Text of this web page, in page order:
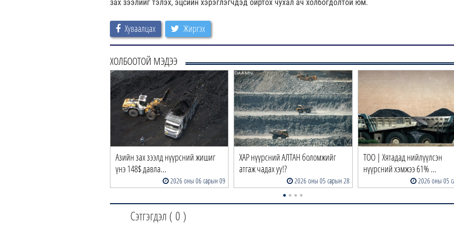
зах зээлийг тэлэх, эцсийн хэрэглэгчдэд ойртох чухал ач холбогдолтой юм.
Хуваалцах Жиргэх
ХОЛБООТОЙ МЭДЭЭ
Азийн зах зээлд нүүрсний жишиг
үнэ 148$ давла…
2026 оны 06 сарын 09
ХАР нүүрсний АЛТАН боломжийг
атгаж чадах уу!?
2026 оны 05 сарын 28
ТОО | Хятадад нийлүүлсэн
нүүрсний хэмжээ 61% …
2026 оны 05
Сэтгэгдэл ( 0 )